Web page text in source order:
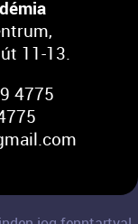
11-13.
4775